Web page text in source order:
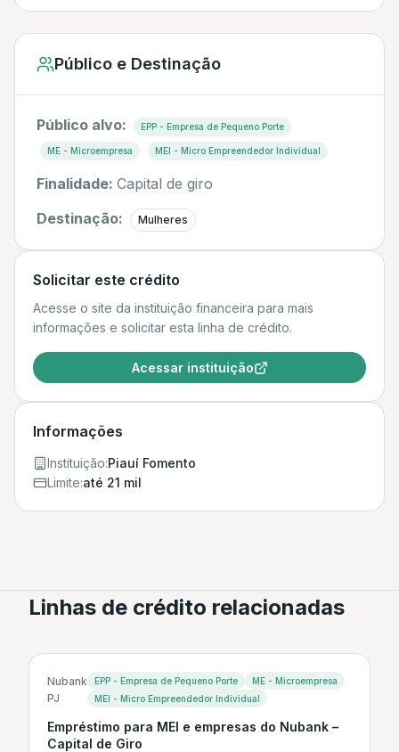
Público e Destinação
Público alvo: EPP - Empresa de Pequeno Porte
ME - Microempresa MEI - Micro Empreendedor Individual
Finalidade: Capital de giro
Destinação:
Mulheres
Solicitar este crédito
Acesse o site da instituição financeira para mais
informações e solicitar esta linha de crédito.
Acessar instituição
Informações
Instituição:Piauí Fomento
Limite:até 21 mil
Linhas de crédito relacionadas
Nubank
PJ
EPP - Empresa de Pequeno Porte
ME - Microempresa
MEI - Micro Empreendedor Individual
Empréstimo para MEI e empresas do Nubank –
Capital de Giro